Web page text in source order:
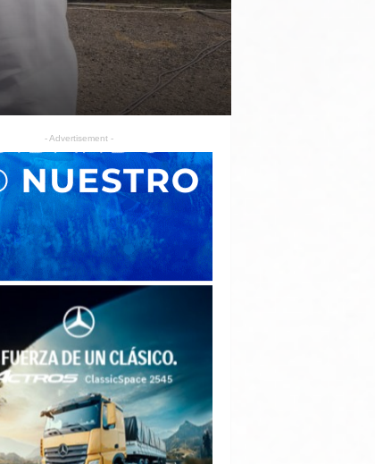
- Advertisement -